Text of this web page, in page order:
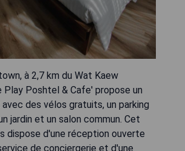
à 2,7 km du Wat Kaew
Play Poshtel & Cafe' propose un
des vélos gratuits, un parking
jardin et un salon commun. Cet
dispose d'une réception ouverte
de conciergerie et d'une